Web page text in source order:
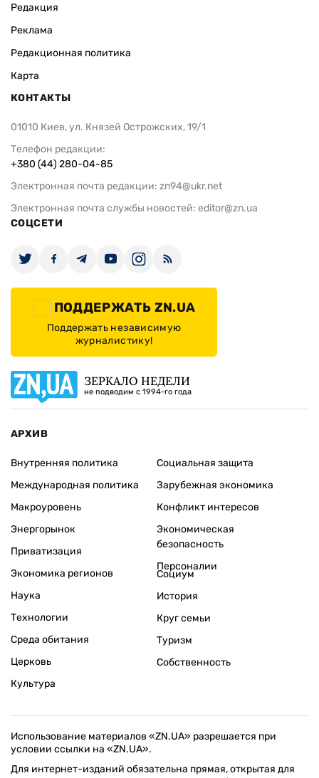
Редакция
Реклама
Редакционная политика
Карта
КОНТАКТЫ
01010 Киев, ул. Князей Острожских, 19/1
Телефон редакции:
+380 (44) 280-04-85
Электронная почта редакции: zn94@ukr.net
Электронная почта службы новостей: editor@zn.ua
СОЦСЕТИ
ПОДДЕРЖАТЬ ZN.UA
Поддержать независимую
журналистику!
ЗЕРКАЛО НЕДЕЛИ
не подводим с 1994-го года
АРХИВ
Внутренняя политика
Международная политика
Макроуровень
Энергорынок
Приватизация
Экономика регионов
Социальная защита
Зарубежная экономика
Конфликт интересов
Экономическая
безопасность
Персоналии
Наука
Технологии
Среда обитания
Церковь
Культура
Социум
История
Круг семьи
Туризм
Собственность
Использование материалов «ZN.UA» разрешается при
условии ссылки на «ZN.UA».
Для интернет-изданий обязательна прямая, открытая для